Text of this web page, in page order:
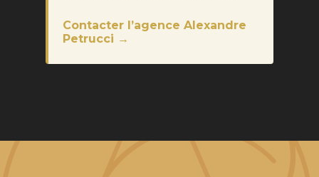
Contacter l’agence Alexandre
Petrucci →